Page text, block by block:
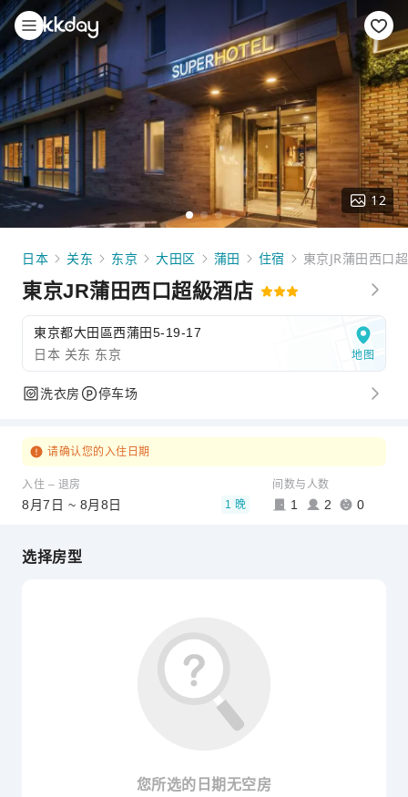
12
日本 关东 东京 大田区 蒲田 住宿 東京JR蒲田西口
東京JR蒲田西口超級酒店
東京都大田區西蒲田5-19-17
日本 关东 东京
地图
洗衣房 停车场
请确认您的入住日期
入住 – 退房
8月7日 ~ 8月8日 1 晚
间数与人数
1 2 0
选择房型
您所选的日期无空房